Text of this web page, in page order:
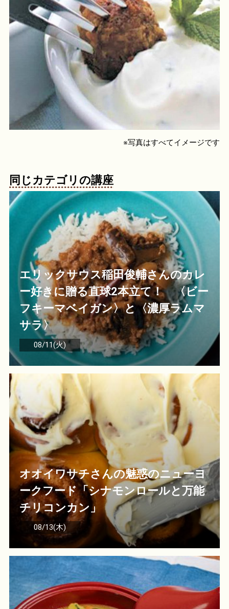
※写真はすべてイメージです
同じカテゴリの講座
エリックサウス稲田俊輔さんのカレ
ー好きに贈る直球2本立て！ 〈ビー
フキーマベイガン〉と〈濃厚ラムマ
サラ〉
08/11(火)
オオイワサチさんの魅惑のニューヨ
ークフード「シナモンロールと万能
チリコンカン」
08/13(木)